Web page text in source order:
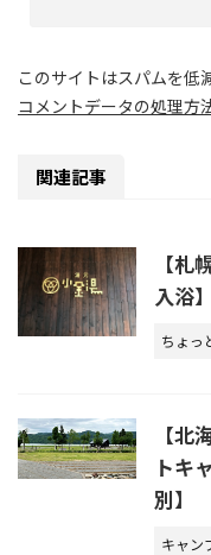
このサイトはスパムを低
コメントデータの処理方
関連記事
【札
入浴】
ちょっ
【
トキ
別】
キャン